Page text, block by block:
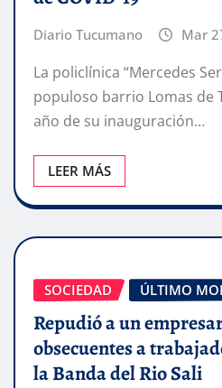
Diario Tucumano Mar
La policlínica “Mercedes
populoso barrio Lomas de
año de su inauguración…
LEER MÁS
SOCIEDAD ÚLTIMO
Repudió a un
obsecuentes a
la Banda del Rio Sali